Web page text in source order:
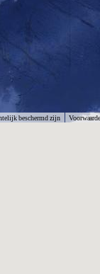
beschermd zijn